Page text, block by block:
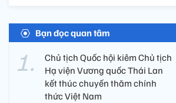
Bạn đọc quan tâm
Chủ tịch Quốc hội kiêm Chủ tịch
Hạ viện Vương quốc Thái Lan
kết thúc chuyến thăm chính
thức Việt Nam